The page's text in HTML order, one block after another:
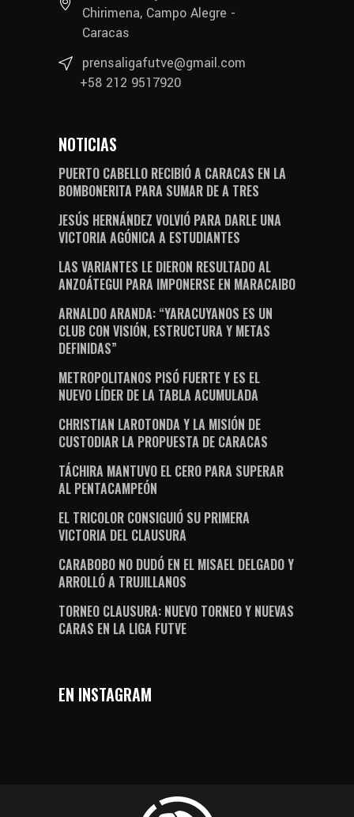
Chirimena, Campo Alegre -
Caracas
prensaligafutve@gmail.com
+58 212 9517920
NOTICIAS
PUERTO CABELLO RECIBIÓ A CARACAS EN LA
BOMBONERITA PARA SUMAR DE A TRES
JESÚS HERNÁNDEZ VOLVIÓ PARA DARLE UNA
VICTORIA AGÓNICA A ESTUDIANTES
LAS VARIANTES LE DIERON RESULTADO AL
ANZOÁTEGUI PARA IMPONERSE EN MARACAIBO
ARNALDO ARANDA: “YARACUYANOS ES UN
CLUB CON VISIÓN, ESTRUCTURA Y METAS
DEFINIDAS”
METROPOLITANOS PISÓ FUERTE Y ES EL
NUEVO LÍDER DE LA TABLA ACUMULADA
CHRISTIAN LAROTONDA Y LA MISIÓN DE
CUSTODIAR LA PROPUESTA DE CARACAS
TÁCHIRA MANTUVO EL CERO PARA SUPERAR
AL PENTACAMPEÓN
EL TRICOLOR CONSIGUIÓ SU PRIMERA
VICTORIA DEL CLAUSURA
CARABOBO NO DUDÓ EN EL MISAEL DELGADO Y
ARROLLÓ A TRUJILLANOS
TORNEO CLAUSURA: NUEVO TORNEO Y NUEVAS
CARAS EN LA LIGA FUTVE
EN INSTAGRAM